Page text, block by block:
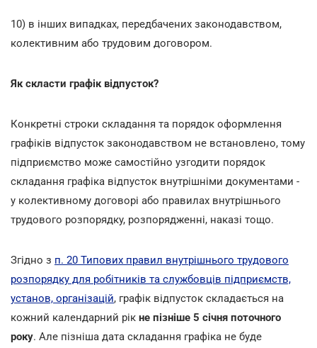
10) в інших випадках, передбачених законодавством,
колективним або трудовим договором.
Як скласти графік відпусток?
Конкретні строки складання та порядок оформлення
графіків відпусток законодавством не встановлено, тому
підприємство може самостійно узгодити порядок
складання графіка відпусток внутрішніми документами -
у колективному договорі або правилах внутрішнього
трудового розпорядку, розпорядженні, наказі тощо.
Згідно з п. 20 Типових правил внутрішнього трудового
розпорядку для робітників та службовців підприємств,
установ, організацій, графік відпусток складається на
кожний календарний рік не пізніше 5 січня поточного
року. Але пізніша дата складання графіка не буде